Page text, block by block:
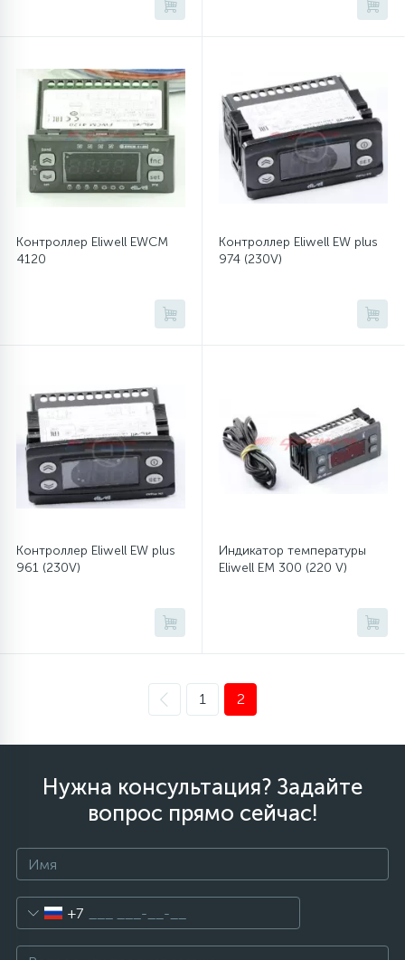
Смазки
Стекла люка
Улитки помп
Шкивы барабана
12
Щетки двигателя
20
Электронные модули
Контроллер Eliwell EWCM
4120
Контроллер Eliwell EW plus
974 (230V)
Контроллер Eliwell EW plus
961 (230V)
Индикатор температуры
Eliwell EM 300 (220 V)
1 2
Нужна консультация? Задайте
вопрос прямо сейчас!
+7